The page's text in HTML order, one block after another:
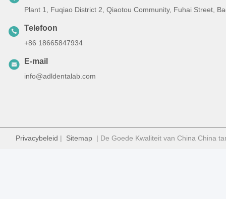
Plant 1, Fuqiao District 2, Qiaotou Community, Fuhai Street,
Telefoon
+86 18665847934
E-mail
info@adldentalab.com
Privacybeleid | Sitemap | De Goede Kwaliteit van China China